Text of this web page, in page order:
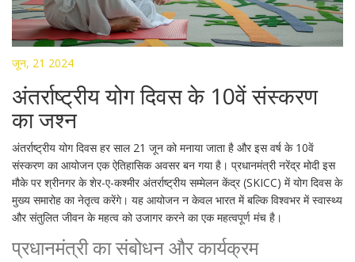
जून, 21 2024
अंतर्राष्ट्रीय योग दिवस के 10वें संस्करण
का जश्न
अंतर्राष्ट्रीय योग दिवस हर साल 21 जून को मनाया जाता है और इस वर्ष के 10वें
संस्करण का आयोजन एक ऐतिहासिक अवसर बन गया है। प्रधानमंत्री नरेंद्र मोदी इस
मौके पर श्रीनगर के शेर-ए-कश्मीर अंतर्राष्ट्रीय सम्मेलन केंद्र (SKICC) में योग दिवस के
मुख्य समारोह का नेतृत्व करेंगे। यह आयोजन न केवल भारत में बल्कि विश्वभर में स्वास्थ्य
और संतुलित जीवन के महत्व को उजागर करने का एक महत्वपूर्ण मंच है।
प्रधानमंत्री का संबोधन और कार्यक्रम